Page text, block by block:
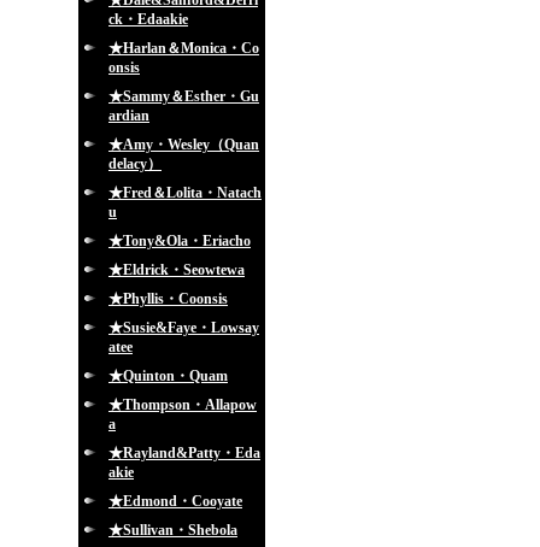
ck・Edaakie
★Harlan＆Monica・Co
onsis
★Sammy＆Esther・Gu
ardian
★Amy・Wesley（Quan
delacy）
★Fred＆Lolita・Natach
u
★Tony&Ola・Eriacho
★Eldrick・Seowtewa
★Phyllis・Coonsis
★Susie&Faye・Lowsay
atee
★Quinton・Quam
★Thompson・Allapow
a
★Rayland&Patty・Eda
akie
★Edmond・Cooyate
★Sullivan・Shebola